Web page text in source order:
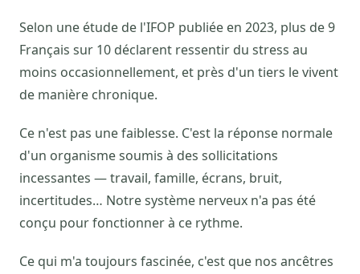
Selon une étude de l'IFOP publiée en 2023, plus de 9
Français sur 10 déclarent ressentir du stress au
moins occasionnellement, et près d'un tiers le vivent
de manière chronique.
Ce n'est pas une faiblesse. C'est la réponse normale
d'un organisme soumis à des sollicitations
incessantes — travail, famille, écrans, bruit,
incertitudes… Notre système nerveux n'a pas été
conçu pour fonctionner à ce rythme.
Ce qui m'a toujours fascinée, c'est que nos ancêtres